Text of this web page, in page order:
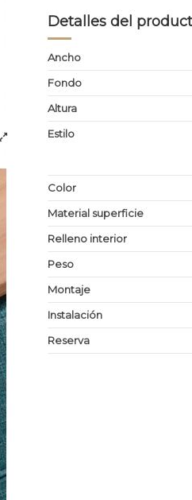
Detalles del
Ancho
Fondo
Altura
Estilo
Color
Material superficie
Relleno interior
Peso
Montaje
Instalación
Reserva